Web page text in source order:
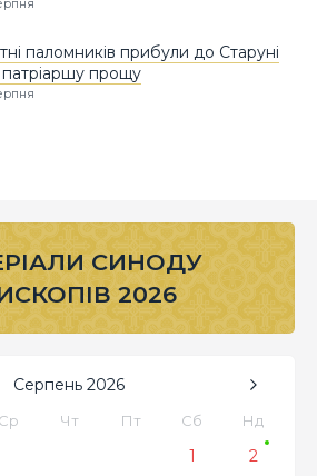
паломників прибули до Старуні
патріаршу прощу
СИНОДУ
2026
Серпень 2026
Ср Чт Пт Сб Нд
1
2